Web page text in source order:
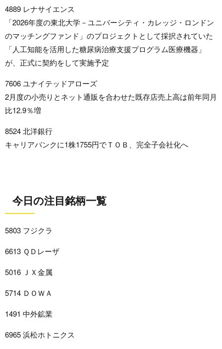
4889 レナサイエンス
「2026年度の東北大学－ユニバーシティ・カレッジ・ロンドン
のマッチングファンド」のプロジェクトとして採択されていた
「人工知能を活用した糖尿病治療支援プログラム医療機器」
が、正式に契約をして実施予定
7606 ユナイテッドアローズ
2月度の小売りとネット通販を合わせた既存店売上高は前年同月
比12.9％増
8524 北洋銀行
キャリアバンクに1株1755円でＴＯＢ、完全子会社化へ
今日の注目銘柄一覧
5803 フジクラ
6613 ＱＤレーザ
5016 ＪＸ金属
5714 ＤＯＷＡ
1491 中外鉱業
6965 浜松ホトニクス